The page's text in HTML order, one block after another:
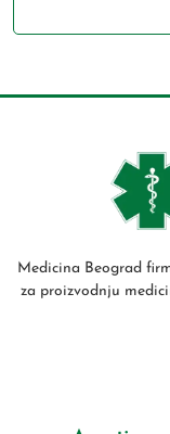
Medicina Beograd
za proizvodnju